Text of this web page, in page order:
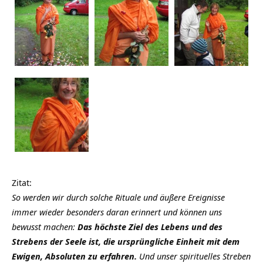
Zitat:
So werden wir durch solche Rituale und äußere Ereignisse
immer wieder besonders daran erinnert und können uns
bewusst machen: Das höchste Ziel des Lebens und des
Strebens der Seele ist, die ursprüngliche Einheit mit dem
Ewigen, Absoluten zu erfahren. Und unser spirituelles Streben